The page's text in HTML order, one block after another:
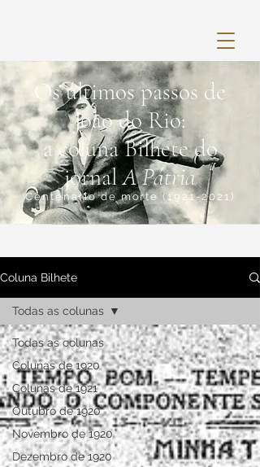
Coluna Bilhete
Todas as colunas
Colunas de 1920
Colunas de 1921
Outubro de 1920
Novembro de 1920
Dezembro de 1920
Todas as colunas
Os últimos passos de
João do Rio:
a coluna Bilhete do
jornalA Pátria
Centenário de morte(1921-2021)